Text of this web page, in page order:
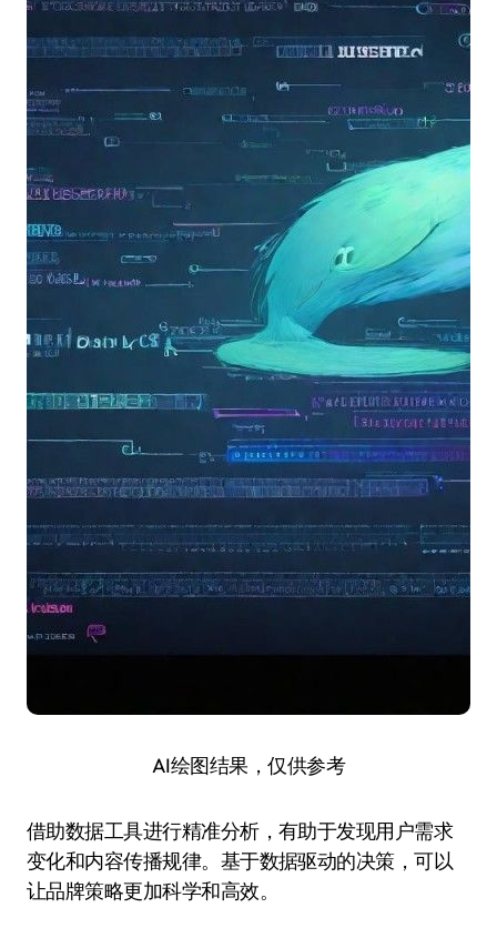
AI绘图结果，仅供参考
借助数据工具进行精准分析，有助于发现用户需求
变化和内容传播规律。基于数据驱动的决策，可以
让品牌策略更加科学和高效。